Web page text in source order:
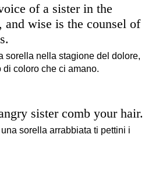
of a sister in the
and wise is the counsel of
sorella nella stagione del dolore,
coloro che ci amano.
sister comb your hair.
sorella arrabbiata ti pettini i